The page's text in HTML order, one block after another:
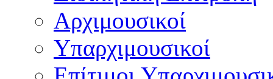
Aρχιμουσικοί
Υπαρχιμουσικοί